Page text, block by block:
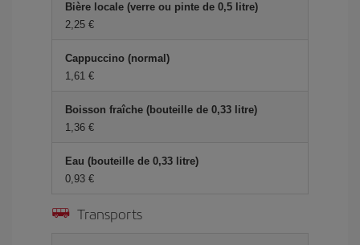
Bière locale (verre ou pinte de 0,5 litre)
2,25 €
Cappuccino (normal)
1,61 €
Boisson fraîche (bouteille de 0,33 litre)
1,36 €
Eau (bouteille de 0,33 litre)
0,93 €
Transports